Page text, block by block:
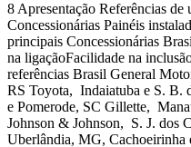
8 Apresentação Referências
Concessionárias Painéis
principais Concessionárias
na ligaçãoFacilidade na
referências Brasil General
RS Toyota, Indaiatuba e S. B.
e Pomerode, SC Gillette,
Johnson & Johnson, S. J. dos
Uberlândia, MG,